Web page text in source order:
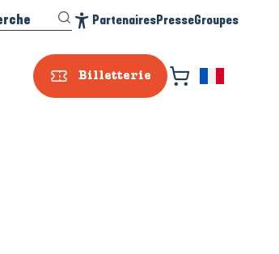
Billetterie
PartenairesPresseGroupes